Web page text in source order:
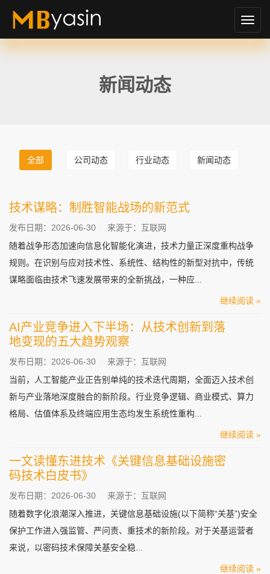
切
换
新闻动态
全部 公司动态 行业动态 新闻动态
技术谋略：制胜智能战场的新范式
发布日期：2026-06-30
来源于：互联网
随着战争形态加速向信息化智能化演进，技术力量正深度重构战争
规则。在识别与应对技术性、系统性、结构性的新型对抗中，传统
谋略面临由技术飞速发展带来的全新挑战，一种应...
继续阅读 »
AI产业竞争进入下半场：从技术创新到落
地变现的五大趋势观察
发布日期：2026-06-30
来源于：互联网
当前，人工智能产业正告别单纯的技术迭代周期，全面迈入技术创
新与产业落地深度融合的新阶段。行业竞争逻辑、商业模式、算力
格局、估值体系及终端应用生态均发生系统性重构...
继续阅读 »
一文读懂东进技术《关键信息基础设施密
码技术白皮书》
发布日期：2026-06-30
来源于：互联网
随着数字化浪潮深入推进，关键信息基础设施(以下简称“关基”)安全
保护工作进入强监管、严问责、重技术的新阶段。对于关基运营者
来说，以密码技术保障关基安全稳...
继续阅读 »